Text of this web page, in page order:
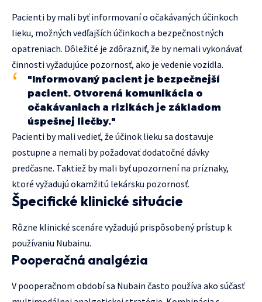
Pacienti by mali byť informovaní o očakávaných účinkoch
lieku, možných vedľajších účinkoch a bezpečnostných
opatreniach. Dôležité je zdôrazniť, že by nemali vykonávať
činnosti vyžadujúce pozornosť, ako je vedenie vozidla.
"Informovaný pacient je bezpečnejší
pacient. Otvorená komunikácia o
očakávaniach a rizikách je základom
úspešnej liečby."
Pacienti by mali vedieť, že účinok lieku sa dostavuje
postupne a nemali by požadovať dodatočné dávky
predčasne. Taktiež by mali byť upozornení na príznaky,
ktoré vyžadujú okamžitú lekársku pozornosť.
Špecifické klinické situácie
Rôzne klinické scenáre vyžadujú prispôsobený prístup k
používaniu Nubainu.
Pooperačná analgézia
V pooperačnom období sa Nubain často používa ako súčasť